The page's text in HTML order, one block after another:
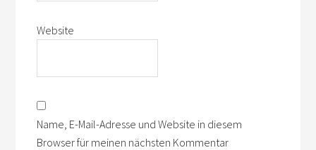
Website
Name, E-Mail-Adresse und Website in diesem
Browser für meinen nächsten Kommentar